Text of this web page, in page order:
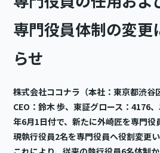
専門役員体制の変更
らせ
株式会社ココナラ（本社：東京都渋谷
CEO：鈴木 歩、東証グロース：4176
年6月1日付で、新たに外崎匠を専門役
現執行役員2名を専門役員へ役割変更い